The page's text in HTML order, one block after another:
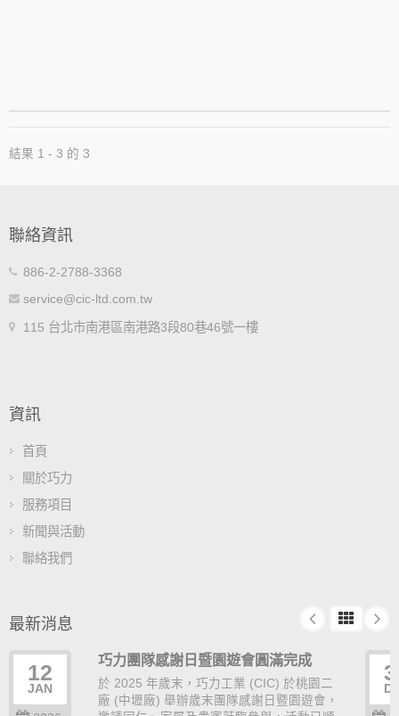
結果 1 - 3 的 3
聯絡資訊
886-2-2788-3368
service@cic-ltd.com.tw
115 台北市南港區南港路3段80巷46號一樓
資訊
首頁
關於巧力
服務項目
新聞與活動
聯絡我們
最新消息
12
JAN
巧力團隊感謝日暨園遊會圓滿完成
於 2025 年歲末，巧力工業 (CIC) 於桃園二
廠 (中壢廠) 舉辦歲末團隊感謝日暨園遊會，